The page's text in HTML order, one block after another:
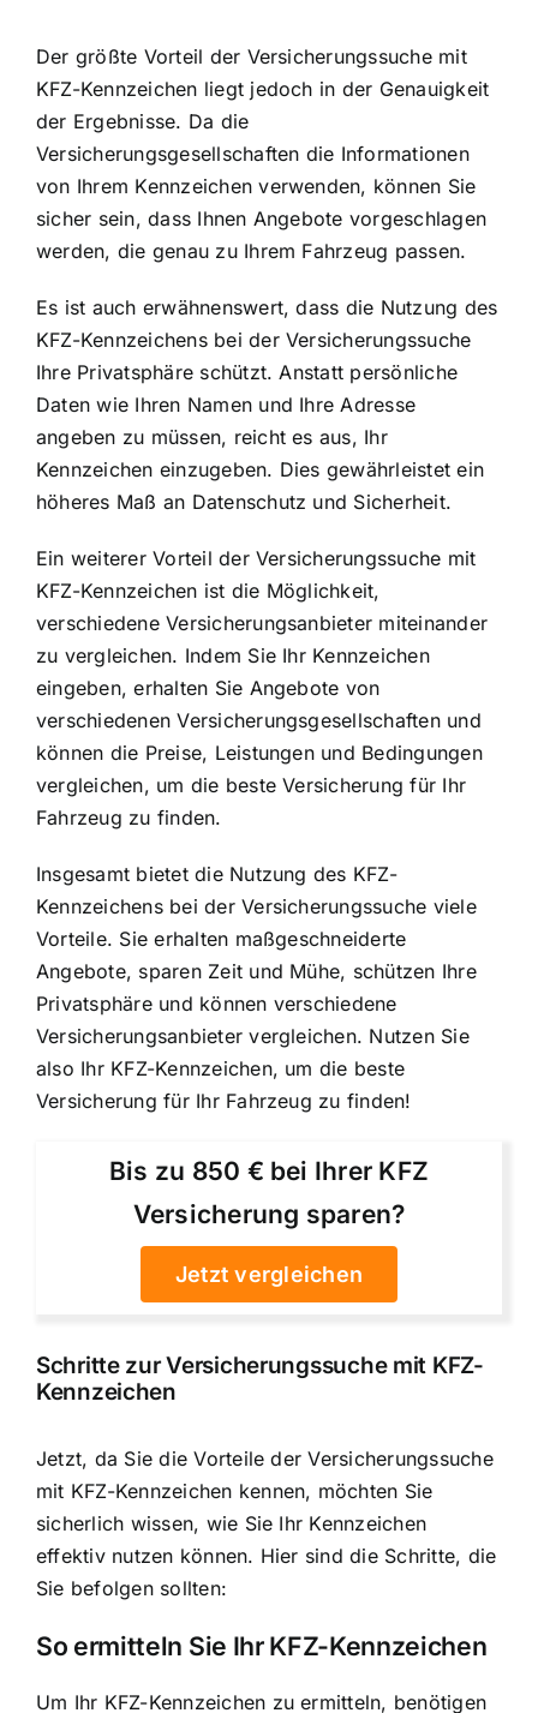
Der größte Vorteil der Versicherungssuche mit
KFZ-Kennzeichen liegt jedoch in der Genauigkeit
der Ergebnisse. Da die
Versicherungsgesellschaften die Informationen
von Ihrem Kennzeichen verwenden, können Sie
sicher sein, dass Ihnen Angebote vorgeschlagen
werden, die genau zu Ihrem Fahrzeug passen.
Es ist auch erwähnenswert, dass die Nutzung des
KFZ-Kennzeichens bei der Versicherungssuche
Ihre Privatsphäre schützt. Anstatt persönliche
Daten wie Ihren Namen und Ihre Adresse
angeben zu müssen, reicht es aus, Ihr
Kennzeichen einzugeben. Dies gewährleistet ein
höheres Maß an Datenschutz und Sicherheit.
Ein weiterer Vorteil der Versicherungssuche mit
KFZ-Kennzeichen ist die Möglichkeit,
verschiedene Versicherungsanbieter miteinander
zu vergleichen. Indem Sie Ihr Kennzeichen
eingeben, erhalten Sie Angebote von
verschiedenen Versicherungsgesellschaften und
können die Preise, Leistungen und Bedingungen
vergleichen, um die beste Versicherung für Ihr
Fahrzeug zu finden.
Insgesamt bietet die Nutzung des KFZ-
Kennzeichens bei der Versicherungssuche viele
Vorteile. Sie erhalten maßgeschneiderte
Angebote, sparen Zeit und Mühe, schützen Ihre
Privatsphäre und können verschiedene
Versicherungsanbieter vergleichen. Nutzen Sie
also Ihr KFZ-Kennzeichen, um die beste
Versicherung für Ihr Fahrzeug zu finden!
Bis zu 850 € bei Ihrer KFZ
Versicherung sparen?
Jetzt vergleichen
Schritte zur Versicherungssuche mit KFZ-
Kennzeichen
Jetzt, da Sie die Vorteile der Versicherungssuche
mit KFZ-Kennzeichen kennen, möchten Sie
sicherlich wissen, wie Sie Ihr Kennzeichen
effektiv nutzen können. Hier sind die Schritte, die
Sie befolgen sollten:
So ermitteln Sie Ihr KFZ-Kennzeichen
Um Ihr KFZ-Kennzeichen zu ermitteln, benötigen